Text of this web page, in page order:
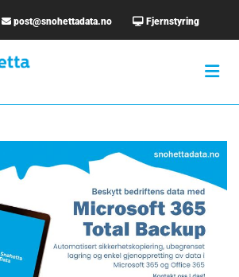
 post@snohettadata.no  Fjernstyring